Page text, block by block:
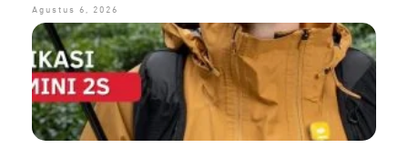
Agustus 6, 2026